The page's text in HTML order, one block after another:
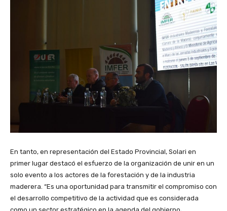
En tanto, en representación del Estado Provincial, Solari en
primer lugar destacó el esfuerzo de la organización de unir en un
solo evento a los actores de la forestación y de la industria
maderera. “Es una oportunidad para transmitir el compromiso con
el desarrollo competitivo de la actividad que es considerada